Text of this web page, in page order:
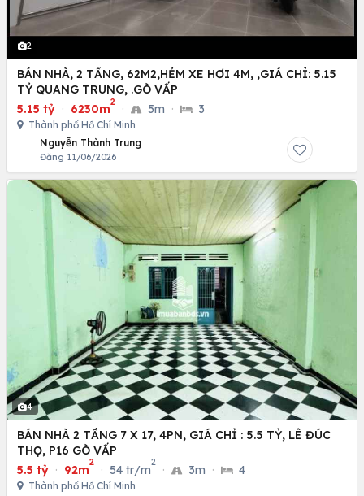
2
BÁN NHÀ, 2 TẦNG, 62M2,HẺM XE HƠI 4M, ,GIÁ CHỈ: 5.15
TỶ QUANG TRUNG, .GÒ VẤP
5.15 tỷ · 6230m
2
· 5m · 3
Thành phố Hồ Chí Minh
Nguyễn Thành Trung
Đăng 11/06/2026
4
BÁN NHÀ 2 TẦNG 7 X 17, 4PN, GIÁ CHỈ : 5.5 TỶ, LÊ ĐÚC
THỌ, P16 GÒ VẤP
5.5 tỷ · 92m
2
· 54 tr/m
2
· 3m · 4
Thành phố Hồ Chí Minh